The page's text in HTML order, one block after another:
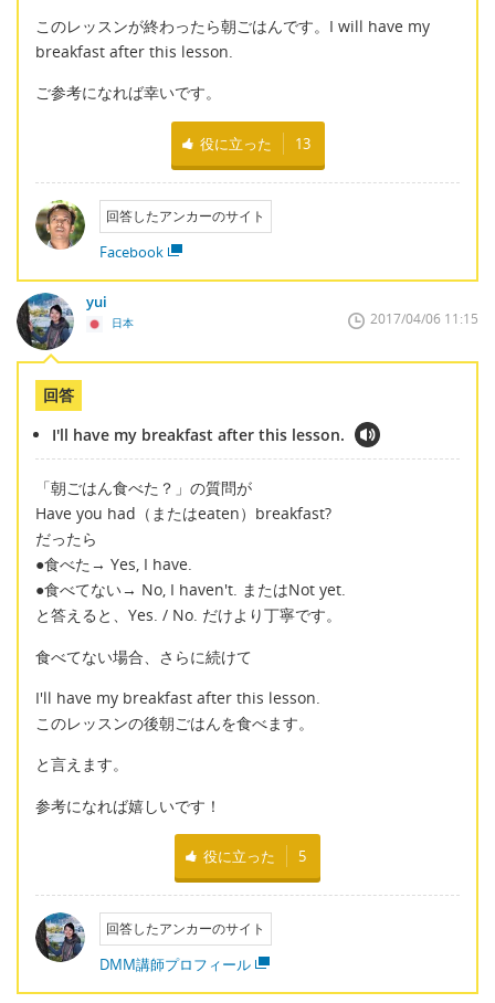
このレッスンが終わったら朝ごはんです。I will have my
breakfast after this lesson.
ご参考になれば幸いです。
役に立った 13
回答したアンカーのサイト
Facebook
yui
日本 2017/04/06 11:15
回答
I'll have my breakfast after this lesson.
「朝ごはん食べた？」の質問が
Have you had（またはeaten）breakfast?
だったら
●食べた→ Yes, I have.
●食べてない→ No, I haven't. またはNot yet.
と答えると、Yes. / No. だけより丁寧です。
食べてない場合、さらに続けて
I'll have my breakfast after this lesson.
このレッスンの後朝ごはんを食べます。
と言えます。
参考になれば嬉しいです！
役に立った 5
回答したアンカーのサイト
DMM講師プロフィール